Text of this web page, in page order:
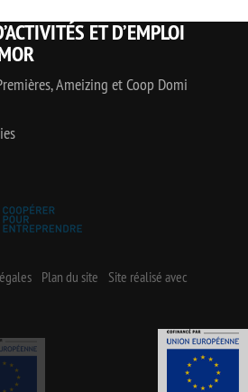
ET D’EMPLOI
Ameizing et Coop Domi
Plan du site
Site réalisé avec